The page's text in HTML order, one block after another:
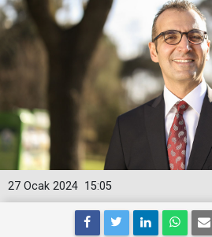
15:05
27 Ocak 2024